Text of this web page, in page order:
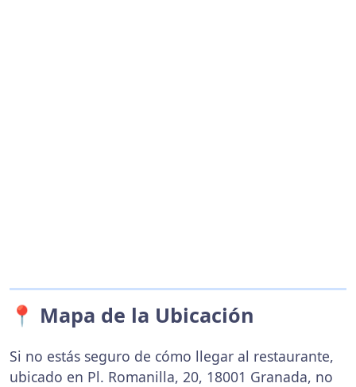
📍 Mapa de la Ubicación
Si no estás seguro de cómo llegar al restaurante,
ubicado en Pl. Romanilla, 20, 18001 Granada, no